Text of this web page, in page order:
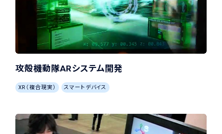
攻殻機動隊ARシステム開発
XR（複合現実） スマートデバイス